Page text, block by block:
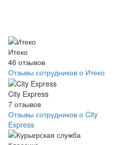
Итеко
46 отзывов
Отзывы сотрудников о Итеко
City Express
7 отзывов
Отзывы сотрудников о City
Express